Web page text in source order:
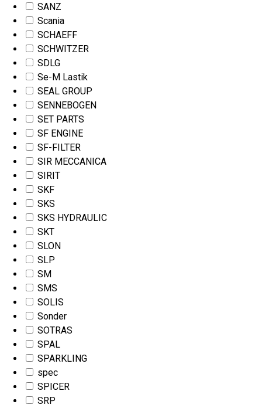
SANZ
Scania
SCHAEFF
SCHWITZER
SDLG
Se-M Lastik
SEAL GROUP
SENNEBOGEN
SET PARTS
SF ENGINE
SF-FILTER
SIR MECCANICA
SIRIT
SKF
SKS
SKS HYDRAULIC
SKT
SLON
SLP
SM
SMS
SOLIS
Sonder
SOTRAS
SPAL
SPARKLING
spec
SPICER
SRP